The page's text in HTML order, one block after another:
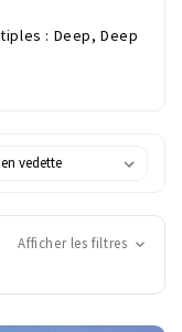
: Deep, Deep
Afficher les filtres